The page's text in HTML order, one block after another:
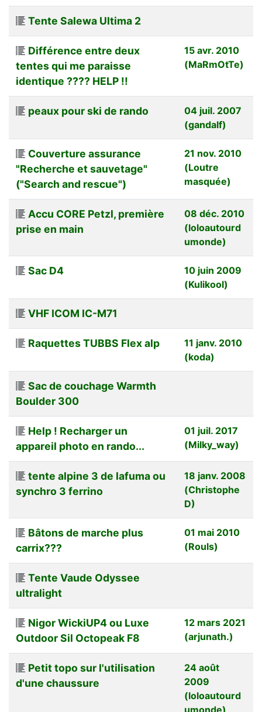
Tente Salewa Ultima 2
Différence entre deux
tentes qui me paraisse
identique ???? HELP !!
15 avr. 2010
(MaRmOtTe)
peaux pour ski de rando
04 juil. 2007
(gandalf)
Couverture assurance
"Recherche et sauvetage"
("Search and rescue")
21 nov. 2010
(Loutre
masquée)
Accu CORE Petzl, première
prise en main
08 déc. 2010
(loloautourd
umonde)
Sac D4
10 juin 2009
(Kulikool)
VHF ICOM IC-M71
Raquettes TUBBS Flex alp
11 janv. 2010
(koda)
Sac de couchage Warmth
Boulder 300
Help ! Recharger un
appareil photo en rando...
01 juil. 2017
(Milky_way)
tente alpine 3 de lafuma ou
synchro 3 ferrino
18 janv. 2008
(Christophe
D)
Bâtons de marche plus
carrix???
01 mai 2010
(Rouls)
Tente Vaude Odyssee
ultralight
Nigor WickiUP4 ou Luxe
Outdoor Sil Octopeak F8
12 mars 2021
(arjunath.)
Petit topo sur l'utilisation
d'une chaussure
24 août
2009
(loloautourd
umonde)